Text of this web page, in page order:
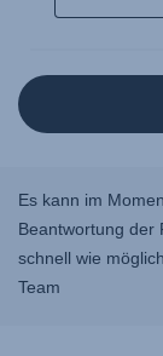
Es kann im
Beantwortung der
schnell wie
Team